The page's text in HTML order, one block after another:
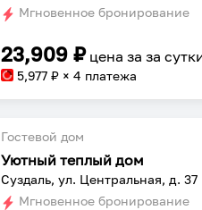
Мгновенное бронирование
23,909 ₽ цена заза
5,977 ₽ × 4 платежа
Гостевой дом
Уютный теплый дом
Суздаль, ул. Центральная, д. 37
Мгновенное бронирование